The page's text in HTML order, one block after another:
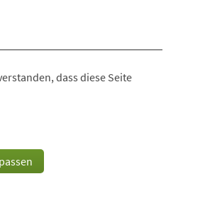
dass diese Seite